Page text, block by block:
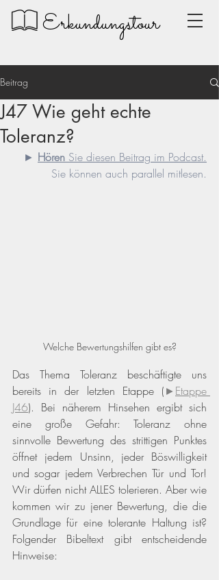
Erkundungstour
Beitrag
J47 Wie geht echte
Toleranz?
► Hören Sie diesen Beitrag im Podcast.
Sie können auch parallel mitlesen.
Welche Bewertungshilfen gibt es?
Das Thema Toleranz beschäftigte uns
bereits in der letzten Etappe (► Etappe
J46). Bei näherem Hinsehen ergibt sich
eine große Gefahr: Toleranz ohne
sinnvolle Bewertung des strittigen Punktes
öffnet jedem Unsinn, jeder Böswilligkeit
und sogar jedem Verbrechen Tür und Tor!
Wir dürfen nicht ALLES tolerieren. Aber wie
kommen wir zu jener Bewertung, die die
Grundlage für eine tolerante Haltung ist?
Folgender Bibeltext gibt entscheidende
Hinweise: